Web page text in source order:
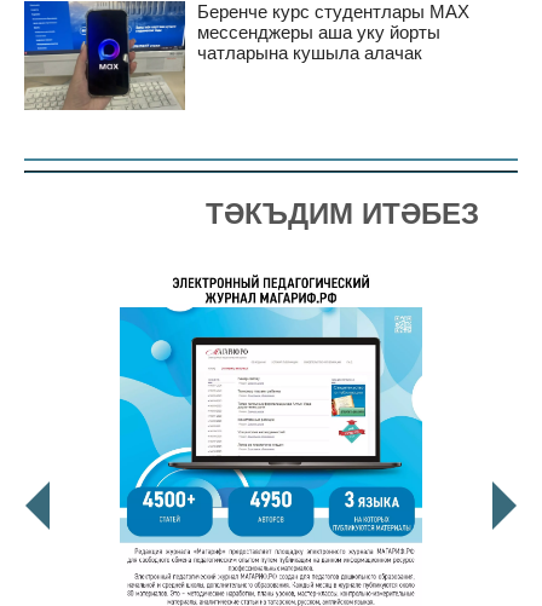
Беренче курс студентлары MAX
мессенджеры аша уку йорты
чатларына кушыла алачак
ТӘКЪДИМ ИТӘБЕЗ